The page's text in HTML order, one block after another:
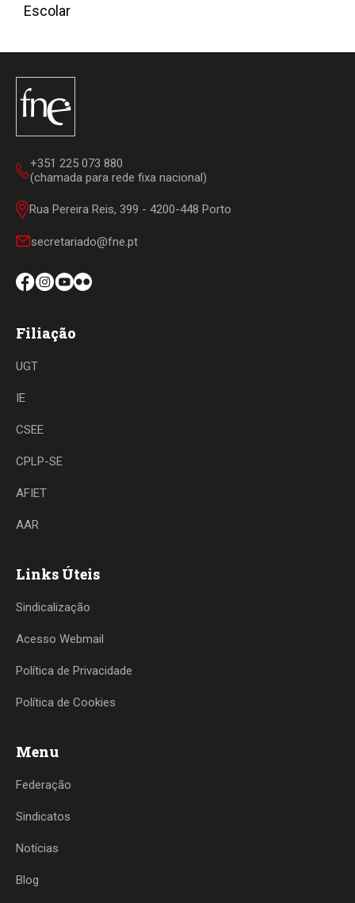
Escolar
+351 225 073 880
(chamada para rede fixa nacional)
Rua Pereira Reis, 399 - 4200-448 Porto
secretariado@fne.pt
Filiação
UGT
IE
CSEE
CPLP-SE
AFIET
AAR
Links Úteis
Sindicalização
Acesso Webmail
Política de Privacidade
Política de Cookies
Menu
Federação
Sindicatos
Notícias
Blog